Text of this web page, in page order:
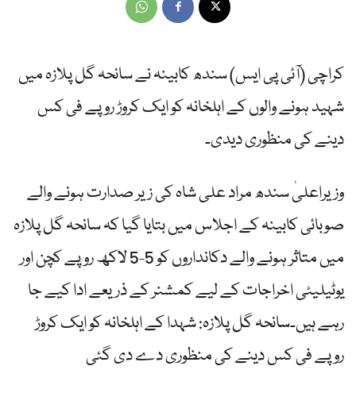
کراچی (آئی پی ایس) سندھ کابینہ نے سانحہ گل پلازہ میں
شہید ہونے والوں کے اہلخانہ کو ایک کروڑ روپے فی کس
دینے کی منظوری دیدی۔
وزیراعلیٰ سندھ مراد علی شاہ کی زیر صدارت ہونے والے
صوبائی کابینہ کے اجلاس میں بتایا گیا کہ سانحہ گل پلازہ
میں متاثر ہونے والے دکانداروں کو 5-5 لاکھ روپے کچن اور
یوٹیلیٹی اخراجات کے لیے کمشنر کے ذریعے ادا کیے جا
رہے ہیں۔سانحہ گل پلازہ: شہدا کے اہلخانہ کو ایک کروڑ
روپے فی کس دینے کی منظوری دے دی گئی